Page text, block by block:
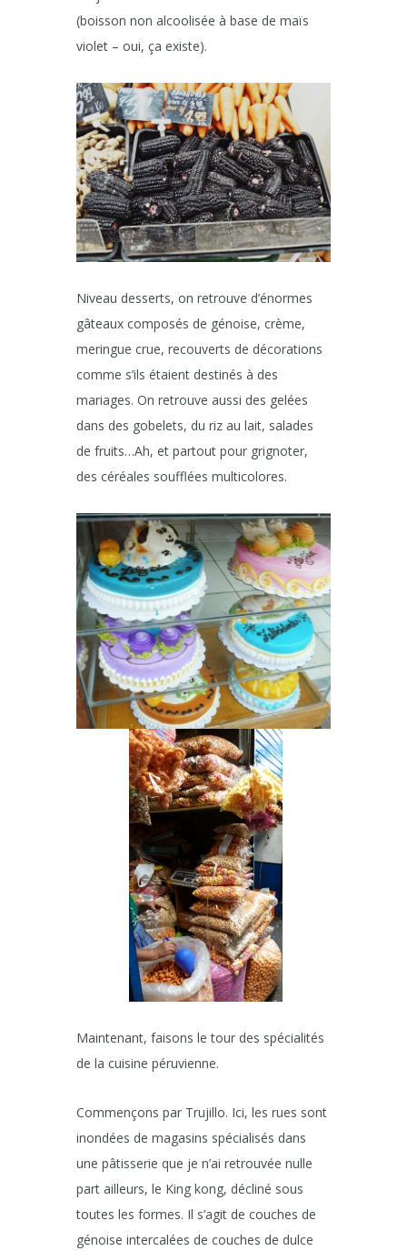
(boisson non alcoolisée à base de maïs
violet – oui, ça existe).
Niveau desserts, on retrouve d’énormes
gâteaux composés de génoise, crème,
meringue crue, recouverts de décorations
comme s’ils étaient destinés à des
mariages. On retrouve aussi des gelées
dans des gobelets, du riz au lait, salades
de fruits…Ah, et partout pour grignoter,
des céréales soufflées multicolores.
Maintenant, faisons le tour des spécialités
de la cuisine péruvienne.
Commençons par Trujillo. Ici, les rues sont
inondées de magasins spécialisés dans
une pâtisserie que je n’ai retrouvée nulle
part ailleurs, le King kong, décliné sous
toutes les formes. Il s’agit de couches de
génoise intercalées de couches de dulce